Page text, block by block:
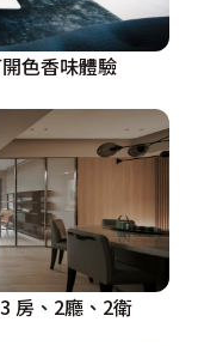
色香味體驗
房、2廳、2衛